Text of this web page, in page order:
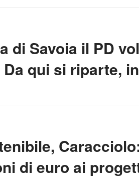
di Savoia il PD
qui si riparte,
di euro ai